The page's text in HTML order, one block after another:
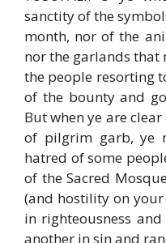
sanctity of the
month, nor of the
nor the garlands that
the people resorting
of the bounty and
But when ye are
of pilgrim garb, ye
hatred of some
of the Sacred
(and hostility on
in righteousness
another in sin and